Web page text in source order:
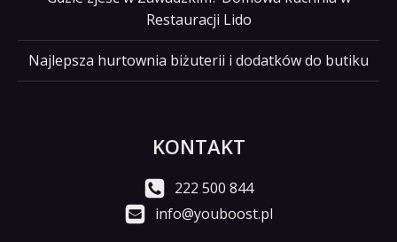
Restauracji Lido
Najlepsza hurtownia biżuterii i dodatków do butiku
KONTAKT
222 500 844
info@youboost.pl